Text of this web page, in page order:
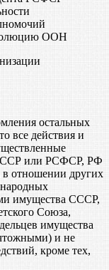
ООН
остальных
все действия и
или РСФСР, РФ
в отношении других
имущества СССР,
Союза,
имущества
и не
кроме тех,